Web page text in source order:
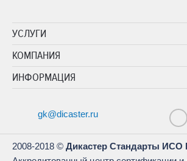
УСЛУГИ
КОМПАНИЯ
ИНФОРМАЦИЯ
2008-2018 © Дикастер Стандарты
gk@dicaster.ru